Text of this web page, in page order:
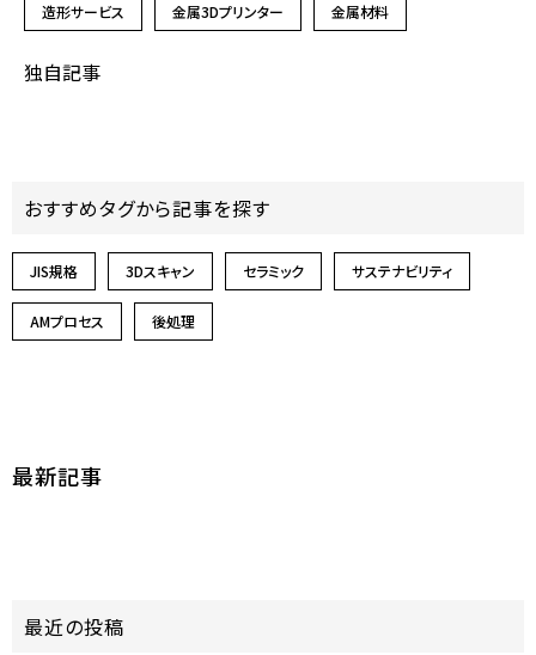
造形サービス 金属3Dプリンター 金属材料
独自記事
おすすめタグから記事を探す
JIS規格 3Dスキャン セラミック サステナビリティ
AMプロセス 後処理
最新記事
最近の投稿